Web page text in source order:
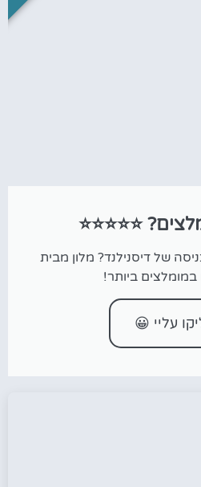
⭐⭐⭐⭐⭐
של דיסנילנד? מלון מבית
במומלצים ביותר!
עליי 😀